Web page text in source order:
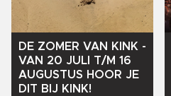
DE ZOMER VAN KINK -
VAN 20 JULI T/M 16
AUGUSTUS HOOR JE
DIT BIJ KINK!